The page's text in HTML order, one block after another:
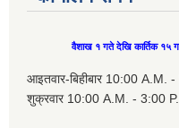
वैशाख १ गते देखि कार्तिक १५
आइतवार-बिहीबार 10:00 A.M.
शुक्रवार 10:00 A.M. - 3:00